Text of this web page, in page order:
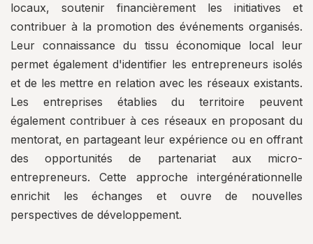
locaux, soutenir financièrement les initiatives et
contribuer à la promotion des événements organisés.
Leur connaissance du tissu économique local leur
permet également d'identifier les entrepreneurs isolés
et de les mettre en relation avec les réseaux existants.
Les entreprises établies du territoire peuvent
également contribuer à ces réseaux en proposant du
mentorat, en partageant leur expérience ou en offrant
des opportunités de partenariat aux micro-
entrepreneurs. Cette approche intergénérationnelle
enrichit les échanges et ouvre de nouvelles
perspectives de développement.